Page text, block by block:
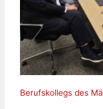
Berufskollegs des